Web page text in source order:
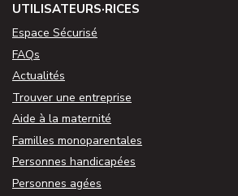
UTILISATEURS·RICES
Espace Sécurisé
FAQs
Actualités
Trouver une entreprise
Aide à la maternité
Familles monoparentales
Personnes handicapées
Personnes agées